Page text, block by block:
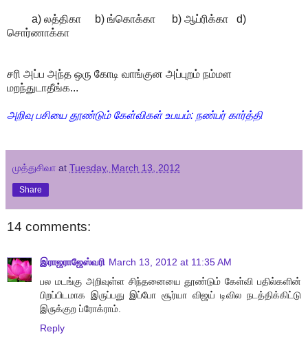
a) லத்திகா b) ங்கொக்கா b) ஆப்ரிக்கா d)
சொர்ணாக்கா
சரி அப்ப அந்த ஒரு கோடி வாங்குன அப்புறம் நம்மள
மறந்துடாதீங்க...
அறிவு பசியை தூண்டும் கேள்விகள் உபயம்: நண்பர் கார்த்தி
முத்துசிவா at Tuesday, March 13, 2012
Share
14 comments:
இராஜராஜேஸ்வரி March 13, 2012 at 11:35 AM
பல மடங்கு அறிவுள்ள சிந்தனையை தூண்டும் கேள்வி பதில்களின்
பிறப்பிடமாக இருப்பது இப்போ சூர்யா விஜய் டிவில நடத்திக்கிட்டு
இருக்குற ப்ரோக்ராம்.
Reply